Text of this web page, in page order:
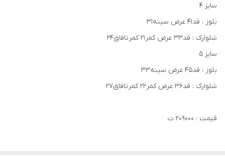
سایز ۴
بلوز : قد۴۱ عرض سینه۳۱
شلوارک : قد۳۳ عرض کمر۲۱ کمرتافاق۲۴
سایز ۵
بلوز : قد۴۵ عرض سینه۳۳
شلوارک : قد۳۶ عرض کمر۲۲ کمرتافاق۲۷
قیمت : ۲۰۹۰۰۰ ت